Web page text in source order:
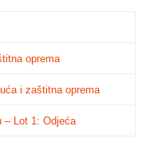
oprema
i zaštitna oprema
– Lot 1: Odjeća